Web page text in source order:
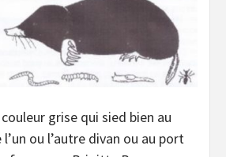
grise qui sied bien au
ou l’autre divan ou au port